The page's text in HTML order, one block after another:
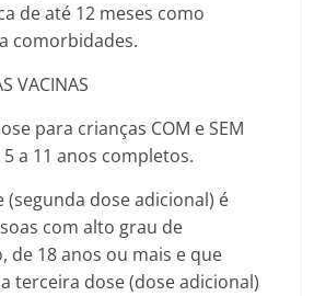
de até 12 meses como
comorbidades.
VACINAS
para crianças COM e SEM
a 11 anos completos.
(segunda dose adicional) é
com alto grau de
de 18 anos ou mais e que
terceira dose (dose adicional)